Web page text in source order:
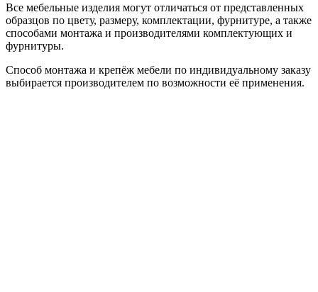
Все мебельные изделия могут отличаться от представленных
образцов по цвету, размеру, комплектации, фурнитуре, а также
способами монтажа и производителями комплектующих и
фурнитуры.
Способ монтажа и крепёж мебели по индивидуальному заказу
выбирается производителем по возможности её применения.